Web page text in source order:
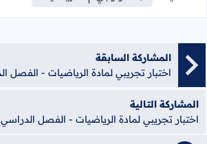
المشاركة السابقة
المشاركة التالية